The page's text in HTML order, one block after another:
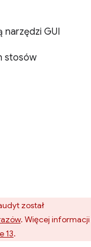
narzędzi GUI
stosów
został
. Więcej informacji
13.